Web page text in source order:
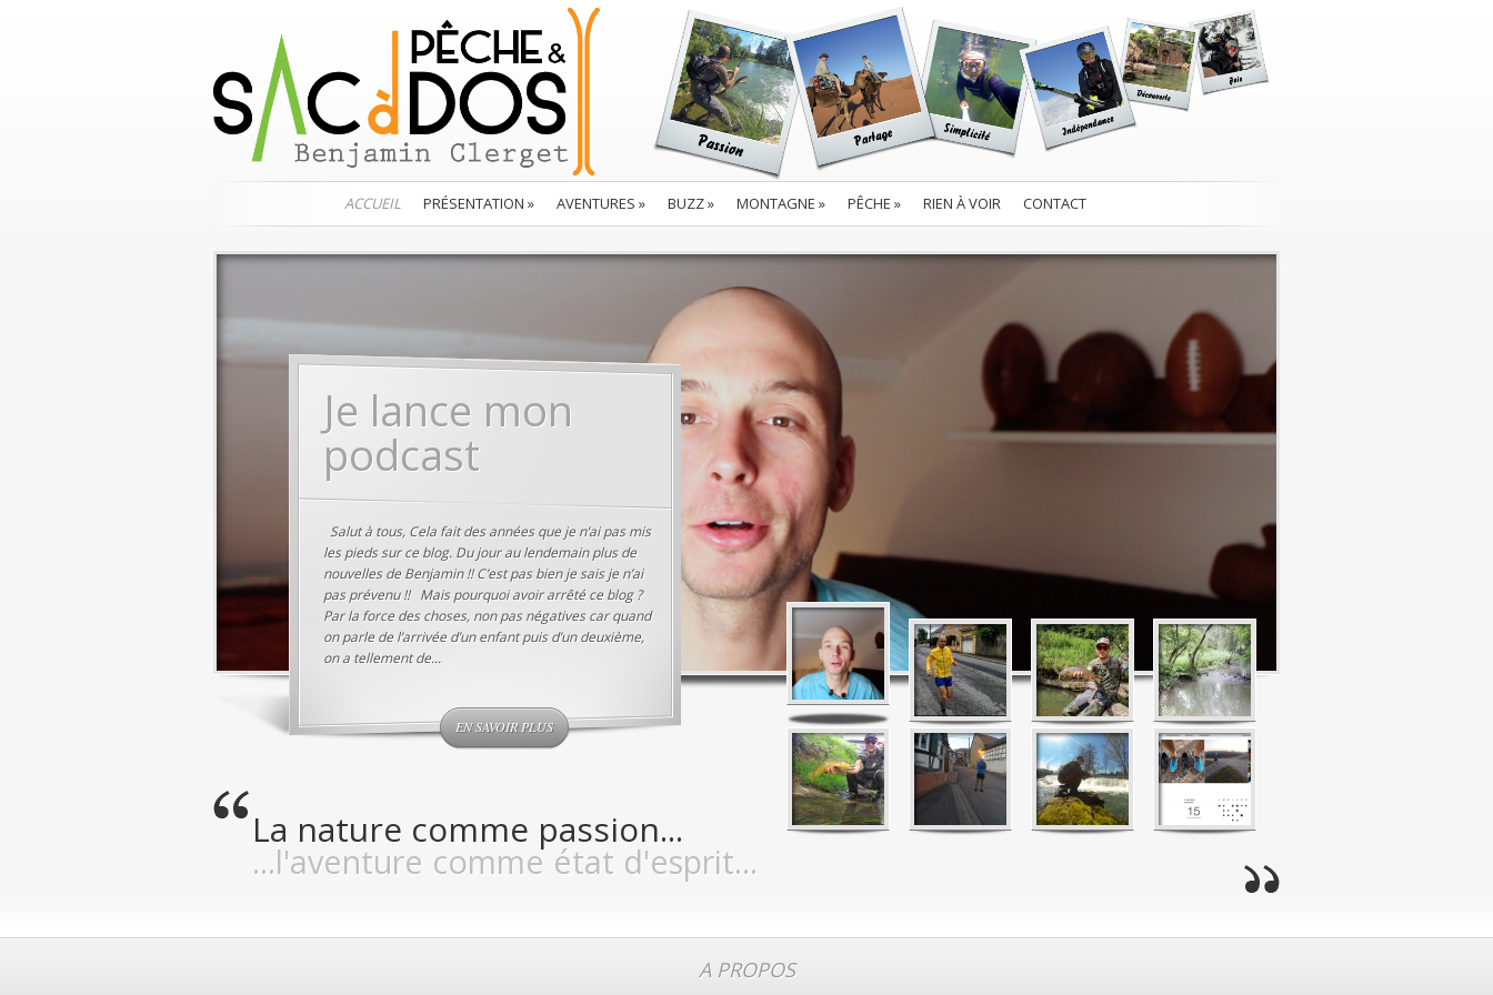
ACCUEIL PRÉSENTATION » AVENTURES » BUZZ» MONTAGNE » PÊCHE » RIEN À VOIR CONTACT
Je lance mon
podcast
Salut à tous, Cela fait des années que je n’ai pas mis
les pieds sur ce blog. Du jour au lendemain plus de
nouvelles de Benjamin !! C’est pas bien je sais je n’ai
pas prévenu !! Mais pourquoi avoir arrêté ce blog ?
Par la force des choses, non pas négatives car quand
on parle de l’arrivée d’un enfant puis d’un deuxième,
on a tellement de...
EN SAVOIR PLUS
La nature comme passion...
...l'aventure comme état d'esprit...
A PROPOS